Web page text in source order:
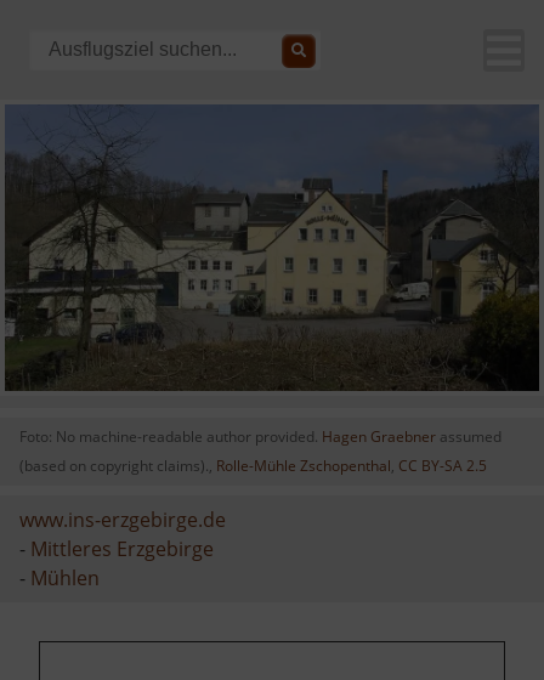
Foto: No machine-readable author provided. Hagen Graebner assumed
(based on copyright claims)., Rolle-Mühle Zschopenthal, CC BY-SA 2.5
www.ins-erzgebirge.de
- Mittleres Erzgebirge
- Mühlen